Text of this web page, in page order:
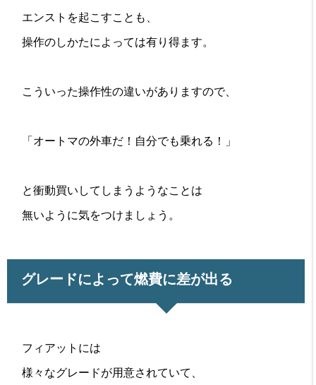
エンストを起こすことも、
操作のしかたによっては有り得ます。
こういった操作性の違いがありますので、
「オートマの外車だ！自分でも乗れる！」
と衝動買いしてしまうようなことは
無いように気をつけましょう。
グレードによって燃費に差が出る
フィアットには
様々なグレードが用意されていて、